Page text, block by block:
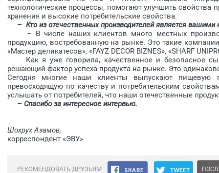
технологические процессы, помогают улучшить свойства
хранения и высокие потребительские свойства.
– Кто из отечественных производителей является вашими
– В числе наших клиентов много местных
продукцию, востребованную на рынке. Это такие компании
«Мастер деликатесов», «FAYZ DECOR BIZNES», «SHARF
Как я уже говорила, качественное и безопасное
решающий фактор успеха продукта на рынке. Это
Сегодня многие наши клиенты выпускают пищевую
превосходящую по качеству и потребительским
услышать от потребителей, что наши отечественные
– Спасибо за интересное интервью.
Шохрух Азамов,
корреспондент «ЭВУ»
РЕКОМЕНДОВАТЬ ДРУЗЬЯМ